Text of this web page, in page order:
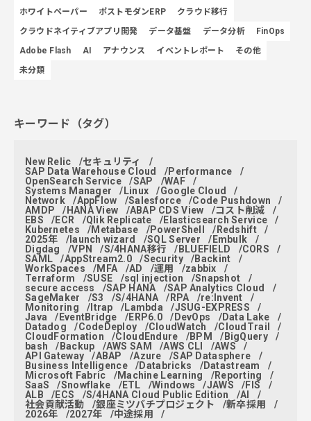
ホワイトペーパー
ポストモダンERP
クラウド移行
クラウドネイティブアプリ開発
データ基盤 データ分析
FinOps
Adobe Flash
AI アナウンス イベントレポート
その他
未分類
キーワード（タグ）
New Relic
セキュリティ
SAP Data Warehouse Cloud
Performance
OpenSearch Service
SAP
WAF
Systems Manager
Linux
Google Cloud
Network
AppFlow Salesforce
Code Pushdown
AMDP
HANA View ABAP CDS View
コスト削減
EBS
ECR Qlik Replicate
Elasticsearch Service
Kubernetes
Metabase PowerShell
Redshift
2025年
launch wizard SQL Server
Embulk
Digdag
VPN S/4HANA移行 BLUEFIELD
CORS
SAML
AppStream2.0 Security
Backint
WorkSpaces
MFA AD 運用
zabbix
Terraform
SUSE sql injection
Snapshot
secure access
SAP HANA
SAP Analytics Cloud
SageMaker
S3 S/4HANA RPA
re:Invent
Monitoring
ltrap Lambda
JSUG-EXPRESS
Java
EventBridge ERP6.0 DevOps
Data Lake
Datadog
CodeDeploy CloudWatch
CloudTrail
CloudFormation
CloudEndure BPM
BigQuery
bash
Backup AWS SAM AWS CLI
AWS
API Gateway
ABAP Azure
SAP Datasphere
Business Intelligence
Databricks
Datastream
Microsoft Fabric
Machine Learning
Reporting
SaaS
Snowflake ETL Windows JAWS
FIS
ALB
ECS S/4HANA Cloud Public Edition
AI
社会貢献活動
銀座ミツバチプロジェクト
新卒採用
2026年
2027年 中途採用